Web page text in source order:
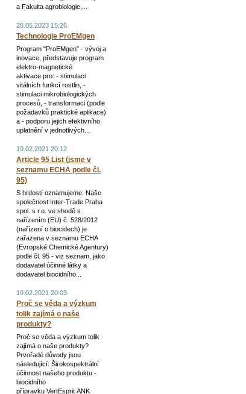
a Fakulta agrobiologie,...
28.05.2023 15:26
Technologie ProEMgen
Program "ProEMgen" - vývoj a
inovace, představuje program
elektro-magnetické
aktivace pro: - stimulaci
vitálních funkcí rostlin, -
stimulaci mikrobiologických
procesů, - transformaci (podle
požadavků praktické aplikace)
a - podporu jejich efektivního
uplatnění v jednotlivých...
19.02.2021 20:12
Article 95 List (jsme v
seznamu ECHA podle čl.
95)
S hrdostí oznamujeme: Naše
společnost Inter-Trade Praha
spol. s r.o. ve shodě s
nařízením (EU) č. 528/2012
(nařízení o biocidech) je
zařazena v seznamu ECHA
(Evropské Chemické Agentury)
podle čl. 95 - viz seznam, jako
dodavatel účinné látky a
dodavatel biocidního...
19.02.2021 20:03
Proč se věda a výzkum
tolik zajímá o naše
produkty?
Proč se věda a výzkum tolik
zajímá o naše produkty?
Prvořadé důvody jsou
následující: Širokospektrální
účinnost našeho produktu -
biocidního
přípravku VertEsprit ANK